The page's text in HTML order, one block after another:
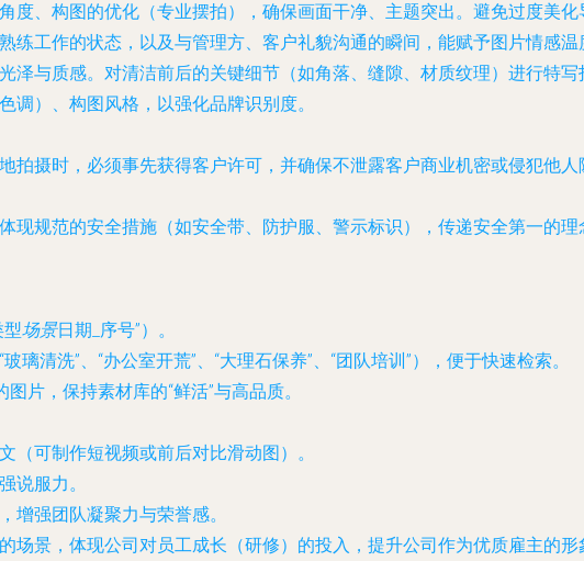
度、构图的优化（专业摆拍），确保画面干净、主题突出。避免过度美化
练工作的状态，以及与管理方、客户礼貌沟通的瞬间，能赋予图片情感温
泽与质感。对清洁前后的关键细节（如角落、缝隙、材质纹理）进行特写
调）、构图风格，以强化品牌识别度。
拍摄时，必须事先获得客户许可，并确保不泄露客户商业机密或侵犯他
现规范的安全措施（如安全带、防护服、警示标识），传递安全第一的理
场景日期_序号”）。
清洗”、“办公室开荒”、“大理石保养”、“团队培训”），便于快速检索。
片，保持素材库的“鲜活”与高品质。
（可制作短视频或前后对比滑动图）。
说服力。
增强团队凝聚力与荣誉感。
场景，体现公司对员工成长（研修）的投入，提升公司作为优质雇主的形